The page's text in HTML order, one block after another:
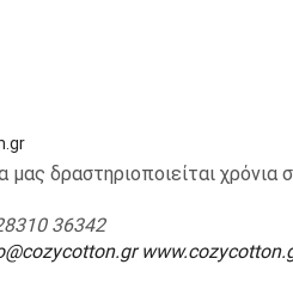
μας δραστηριοποιείται
36342